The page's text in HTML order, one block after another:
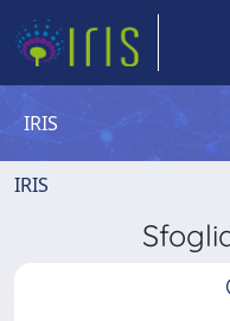
IRIS
IRIS